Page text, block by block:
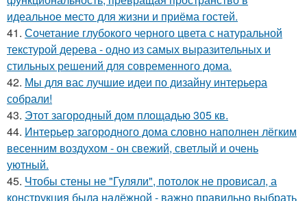
идеальное место для жизни и приёма гостей.
41. Сочетание глубокого черного цвета с натуральной
текстурой дерева - одно из самых выразительных и
стильных решений для современного дома.
42. Мы для вас лучшие идеи по дизайну интерьера
собрали!
43. Этот загородный дом площадью 305 кв.
44. Интерьер загородного дома словно наполнен лёгким
весенним воздухом - он свежий, светлый и очень
уютный.
45. Чтобы стены не "Гуляли", потолок не провисал, а
конструкция была надёжной - важно правильно выбрать